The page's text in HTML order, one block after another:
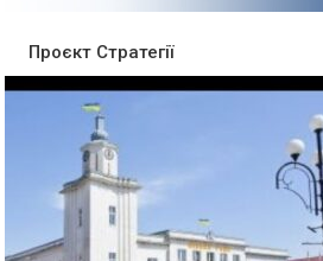
Проєкт Стратегії